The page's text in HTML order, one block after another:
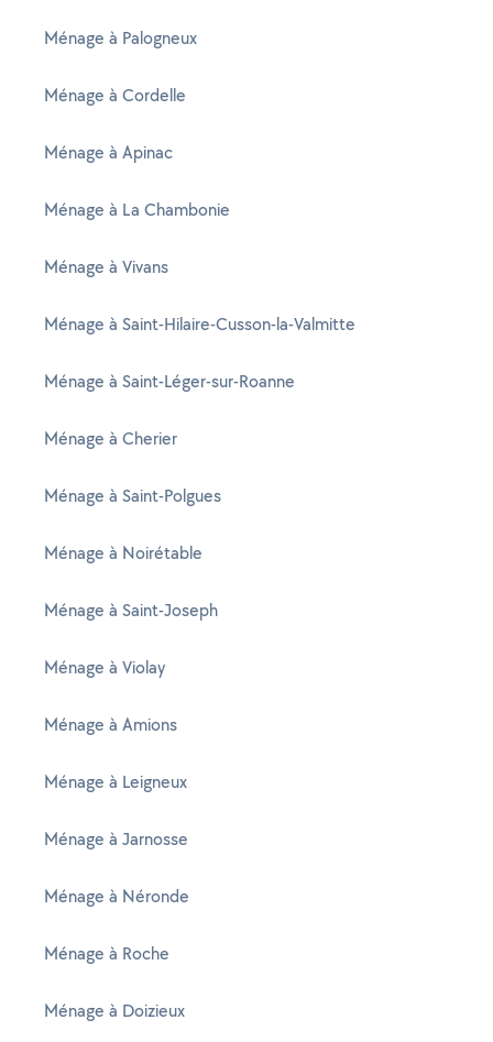
Ménage à Palogneux
Ménage à Cordelle
Ménage à Apinac
Ménage à La Chambonie
Ménage à Vivans
Ménage à Saint-Hilaire-Cusson-la-Valmitte
Ménage à Saint-Léger-sur-Roanne
Ménage à Cherier
Ménage à Saint-Polgues
Ménage à Noirétable
Ménage à Saint-Joseph
Ménage à Violay
Ménage à Amions
Ménage à Leigneux
Ménage à Jarnosse
Ménage à Néronde
Ménage à Roche
Ménage à Doizieux